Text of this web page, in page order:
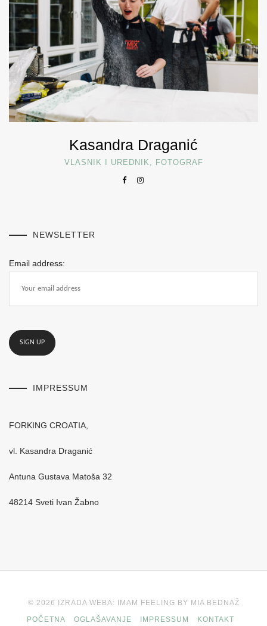
Kasandra Draganić
VLASNIK I UREDNIK, FOTOGRAF
NEWSLETTER
Email address:
IMPRESSUM
FORKING CROATIA,
vl. Kasandra Draganić
Antuna Gustava Matoša 32
48214 Sveti Ivan Žabno
© 2026 IZRADA WEBA: IMAM FEELING BY MIA BEDNAŽ
POČETNA
OGLAŠAVANJE IMPRESSUM KONTAKT